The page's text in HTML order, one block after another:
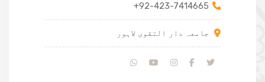
+92-423-7414665
جامعہ دار التقوی لاہور